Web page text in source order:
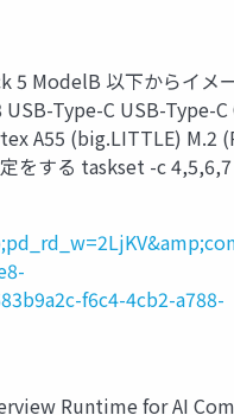
ModelB 以下からイメ
Type-C USB-Type-
A55 (big.LITTLE) M.2
をする taskset -c
f6c4-4cb2-a788-
Runtime for AI